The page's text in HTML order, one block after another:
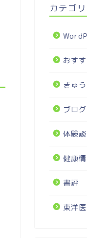
カテゴ
おす
きゅ
ブロ
体験談
健康
書評
東洋